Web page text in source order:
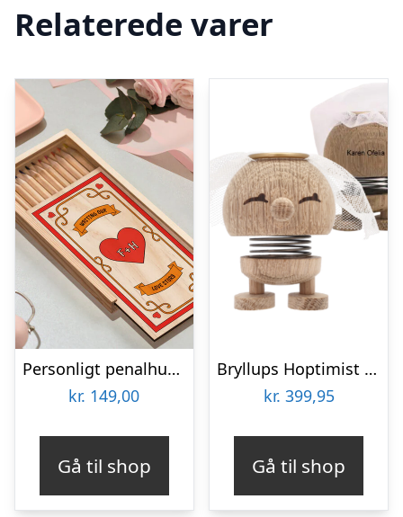
Relaterede varer
Personligt penalhus med Retrodesign
kr. 149,00
Gå til shop
Bryllups Hoptimist Brud – small
kr. 399,95
Gå til shop